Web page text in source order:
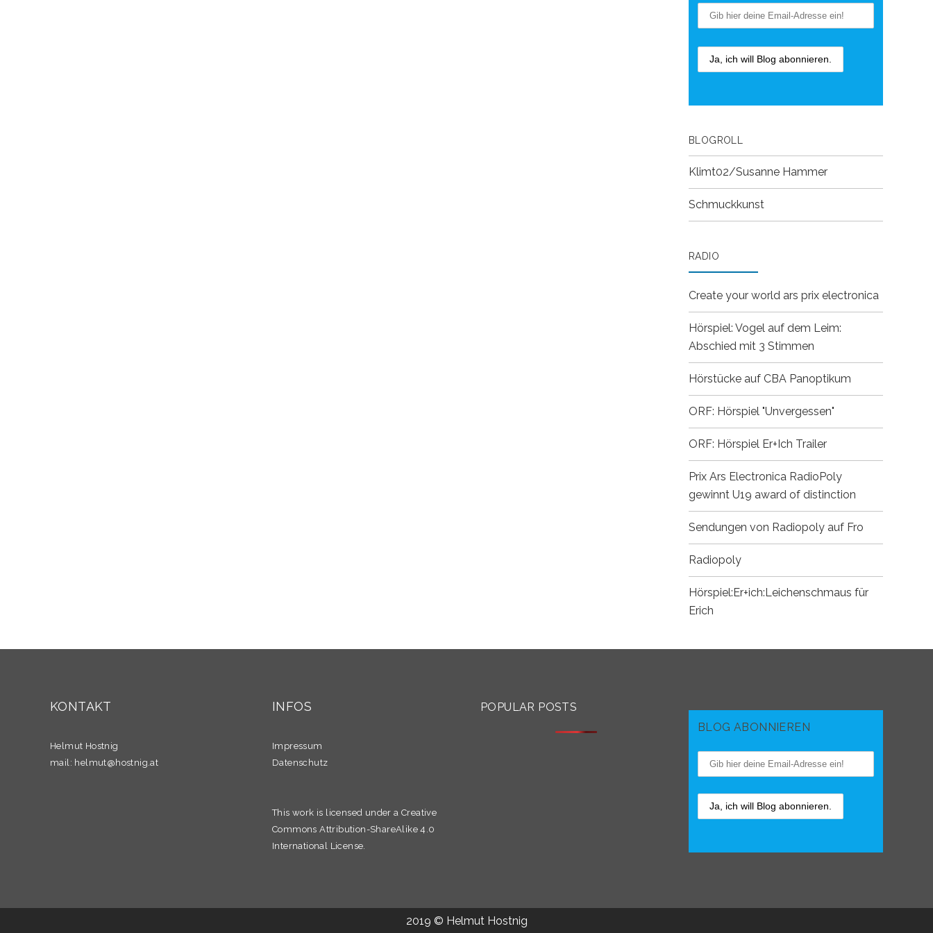
BLOGROLL
Klimt02/Susanne Hammer
Schmuckkunst
RADIO
Create your world ars prix electronica
Hörspiel: Vogel auf dem Leim:
Abschied mit 3 Stimmen
Hörstücke auf CBA Panoptikum
ORF: Hörspiel "Unvergessen"
ORF: Hörspiel Er+Ich Trailer
Prix Ars Electronica RadioPoly
gewinnt U19 award of distinction
Sendungen von Radiopoly auf Fro
Radiopoly
Hörspiel:Er+ich:Leichenschmaus für
Erich
KONTAKT
Helmut Hostnig
mail: helmut@hostnig.at
INFOS
Impressum
Datenschutz
This work is licensed under a Creative
Commons Attribution-ShareAlike 4.0
International License.
POPULAR POSTS
BLOG ABONNIEREN
2019 © Helmut Hostnig